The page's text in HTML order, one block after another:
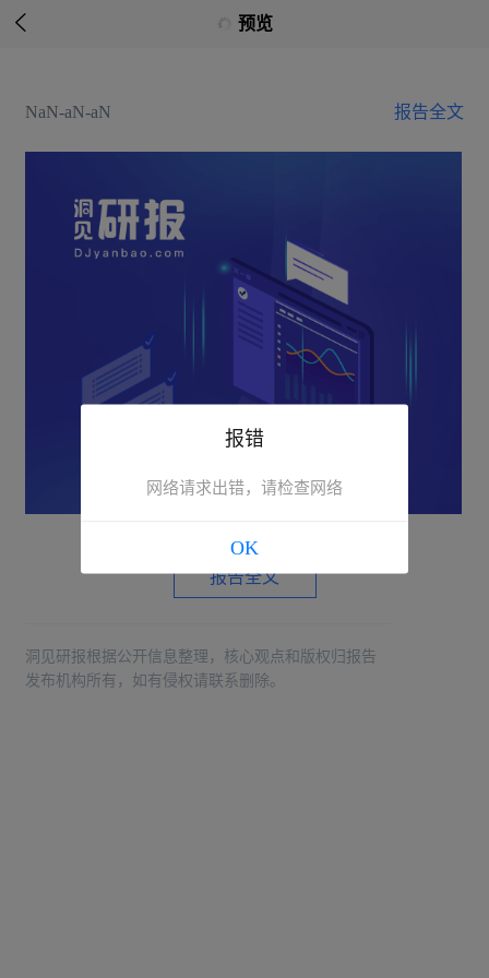
 预览
NaN-aN-aN 报告全文
报告全文
洞见研报根据公开信息整理，核心观点和版权归报告
发布机构所有，如有侵权请联系删除。
报错
网络请求出错，请检查网络
OK